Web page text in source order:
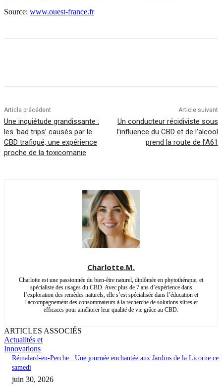
Source: www.ouest-france.fr
Article précédent
Une inquiétude grandissante :
les ‘bad trips’ causés par le
CBD trafiqué, une expérience
proche de la toxicomanie
Article suivant
Un conducteur récidiviste sous
l’influence du CBD et de l’alcool
prend la route de l’A61
Charlotte.M.
Charlotte est une passionnée du bien-être naturel, diplômée en phytothérapie, et
spécialiste des usages du CBD. Avec plus de 7 ans d’expérience dans
l’exploration des remèdes naturels, elle s’est spécialisée dans l’éducation et
l’accompagnement des consommateurs à la recherche de solutions sûres et
efficaces pour améliorer leur qualité de vie grâce au CBD.
ARTICLES ASSOCIÉS
Actualités et
Innovations
Rémalard-en-Perche : Une journée enchantée aux Jardins de la Licorne ce
samedi
juin 30, 2026